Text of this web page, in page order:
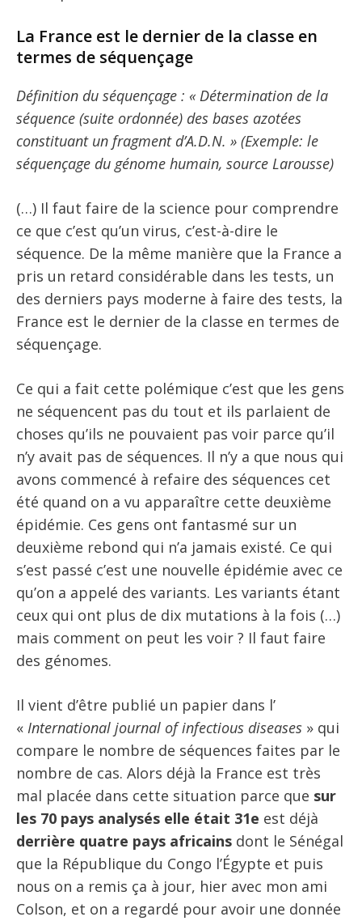
La France est le dernier de la classe en
termes de séquençage
Définition du séquençage : « Détermination de la
séquence (suite ordonnée) des bases azotées
constituant un fragment d’A.D.N. » (Exemple: le
séquençage du génome humain, source Larousse)
(…) Il faut faire de la science pour comprendre
ce que c’est qu’un virus, c’est-à-dire le
séquence. De la même manière que la France a
pris un retard considérable dans les tests, un
des derniers pays moderne à faire des tests, la
France est le dernier de la classe en termes de
séquençage.
Ce qui a fait cette polémique c’est que les gens
ne séquencent pas du tout et ils parlaient de
choses qu’ils ne pouvaient pas voir parce qu’il
n’y avait pas de séquences. Il n’y a que nous qui
avons commencé à refaire des séquences cet
été quand on a vu apparaître cette deuxième
épidémie. Ces gens ont fantasmé sur un
deuxième rebond qui n’a jamais existé. Ce qui
s’est passé c’est une nouvelle épidémie avec ce
qu’on a appelé des variants. Les variants étant
ceux qui ont plus de dix mutations à la fois (…)
mais comment on peut les voir ? Il faut faire
des génomes.
Il vient d’être publié un papier dans l’
« International journal of infectious diseases » qui
compare le nombre de séquences faites par le
nombre de cas. Alors déjà la France est très
mal placée dans cette situation parce que sur
les 70 pays analysés elle était 31e est déjà
derrière quatre pays africains dont le Sénégal
que la République du Congo l’Égypte et puis
nous on a remis ça à jour, hier avec mon ami
Colson, et on a regardé pour avoir une donnée